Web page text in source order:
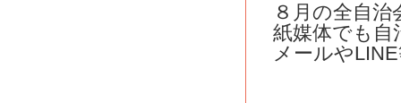
８月の全自
紙媒体でも自
メールや